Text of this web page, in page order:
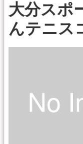
大分スポ
んテニス